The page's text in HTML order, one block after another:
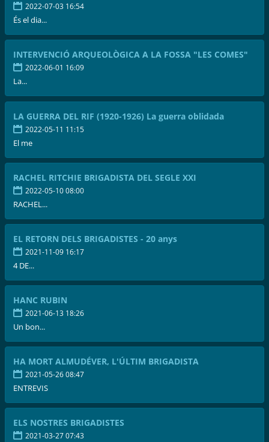
2022-07-03 16:54
És el dia...
INTERVENCIÓ ARQUEOLÒGICA A LA FOSSA "LES COMES"
2022-06-01 16:09
La...
LA GUERRA DEL RIF (1920-1926) La guerra oblidada
2022-05-11 11:15
El me
RACHEL RITCHIE BRIGADISTA DEL SEGLE XXI
2022-05-10 08:00
RACHEL...
EL RETORN DELS BRIGADISTES - 20 anys
2021-11-09 16:17
4 DE...
HANC RUBIN
2021-06-13 18:26
Un bon...
HA MORT ALMUDÉVER, L'ÚLTIM BRIGADISTA
2021-05-26 08:47
ENTREVIS
ELS NOSTRES BRIGADISTES
2021-03-27 07:43